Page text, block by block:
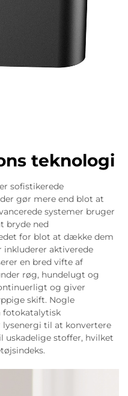
teknologi
sofistikerede
gør mere end blot at
systemer bruger
bryde ned
for blot at dække dem
aktiverede
en bred vifte af
røg, hundelugt og
og giver
skift. Nogle
fotokatalytisk
til at konvertere
stoffer, hvilket